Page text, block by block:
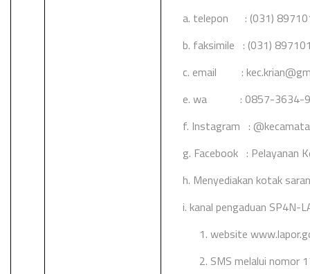
a. telepon : (031)
b. faksimile : (031)
c. email :
e. wa : 0857-3634-
f. Instagram :
g. Facebook : Pelayanan
h. Menyediakan kotak
i. kanal pengaduan SP4N-
1. website
2. SMS melalui nomor